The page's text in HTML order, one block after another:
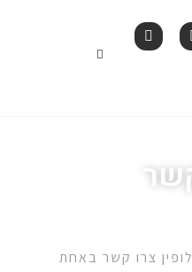
צרו קשר באחת